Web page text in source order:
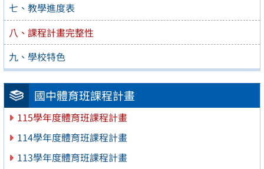
七、教學進度表
八、課程計畫完整性
九、學校特色
國中體育班課程計畫
115學年度體育班課程計畫
114學年度體育班課程計畫
113學年度體育班課程計畫